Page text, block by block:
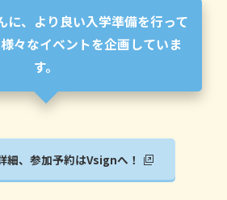
に、より良い入学準備を行って
々なイベントを企画していま
す。
細、参加予約はVsignへ！